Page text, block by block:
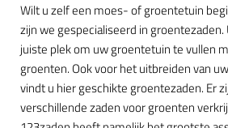
Wilt u zelf een moes- of groentetuin
zijn we gespecialiseerd in
juiste plek om uw groentetuin te vullen
groenten. Ook voor het uitbreiden van
vindt u hier geschikte groentezaden. Er
verschillende zaden voor groenten